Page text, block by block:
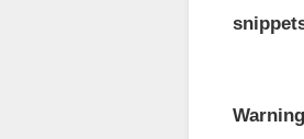
Warning